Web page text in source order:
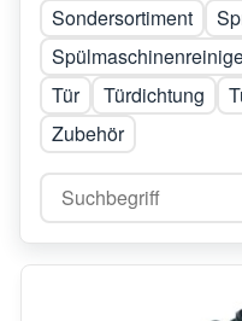
Sondersortiment
Tür
Türdichtung
Zubehör